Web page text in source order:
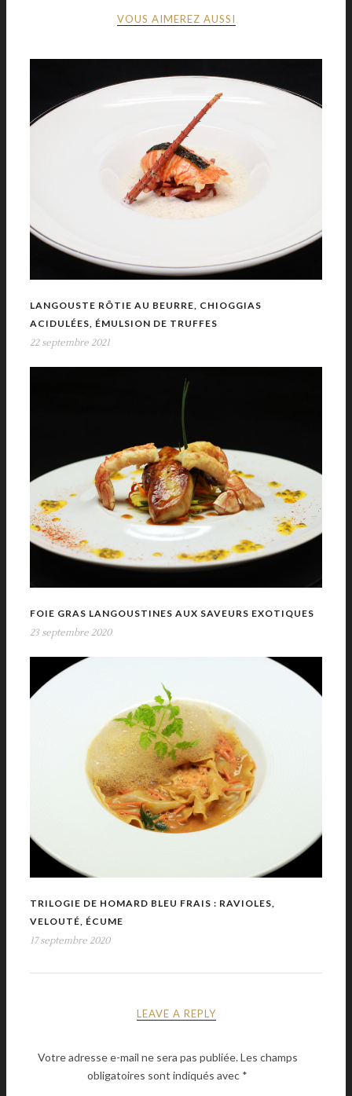
VOUS AIMEREZ AUSSI
LANGOUSTE RÔTIE AU BEURRE, CHIOGGIAS
ACIDULÉES, ÉMULSION DE TRUFFES
22 septembre 2021
FOIE GRAS LANGOUSTINES AUX SAVEURS EXOTIQUES
23 septembre 2020
TRILOGIE DE HOMARD BLEU FRAIS : RAVIOLES,
VELOUTÉ, ÉCUME
17 septembre 2020
LEAVE A REPLY
Votre adresse e-mail ne sera pas publiée.Les champs
obligatoires sont indiqués avec *